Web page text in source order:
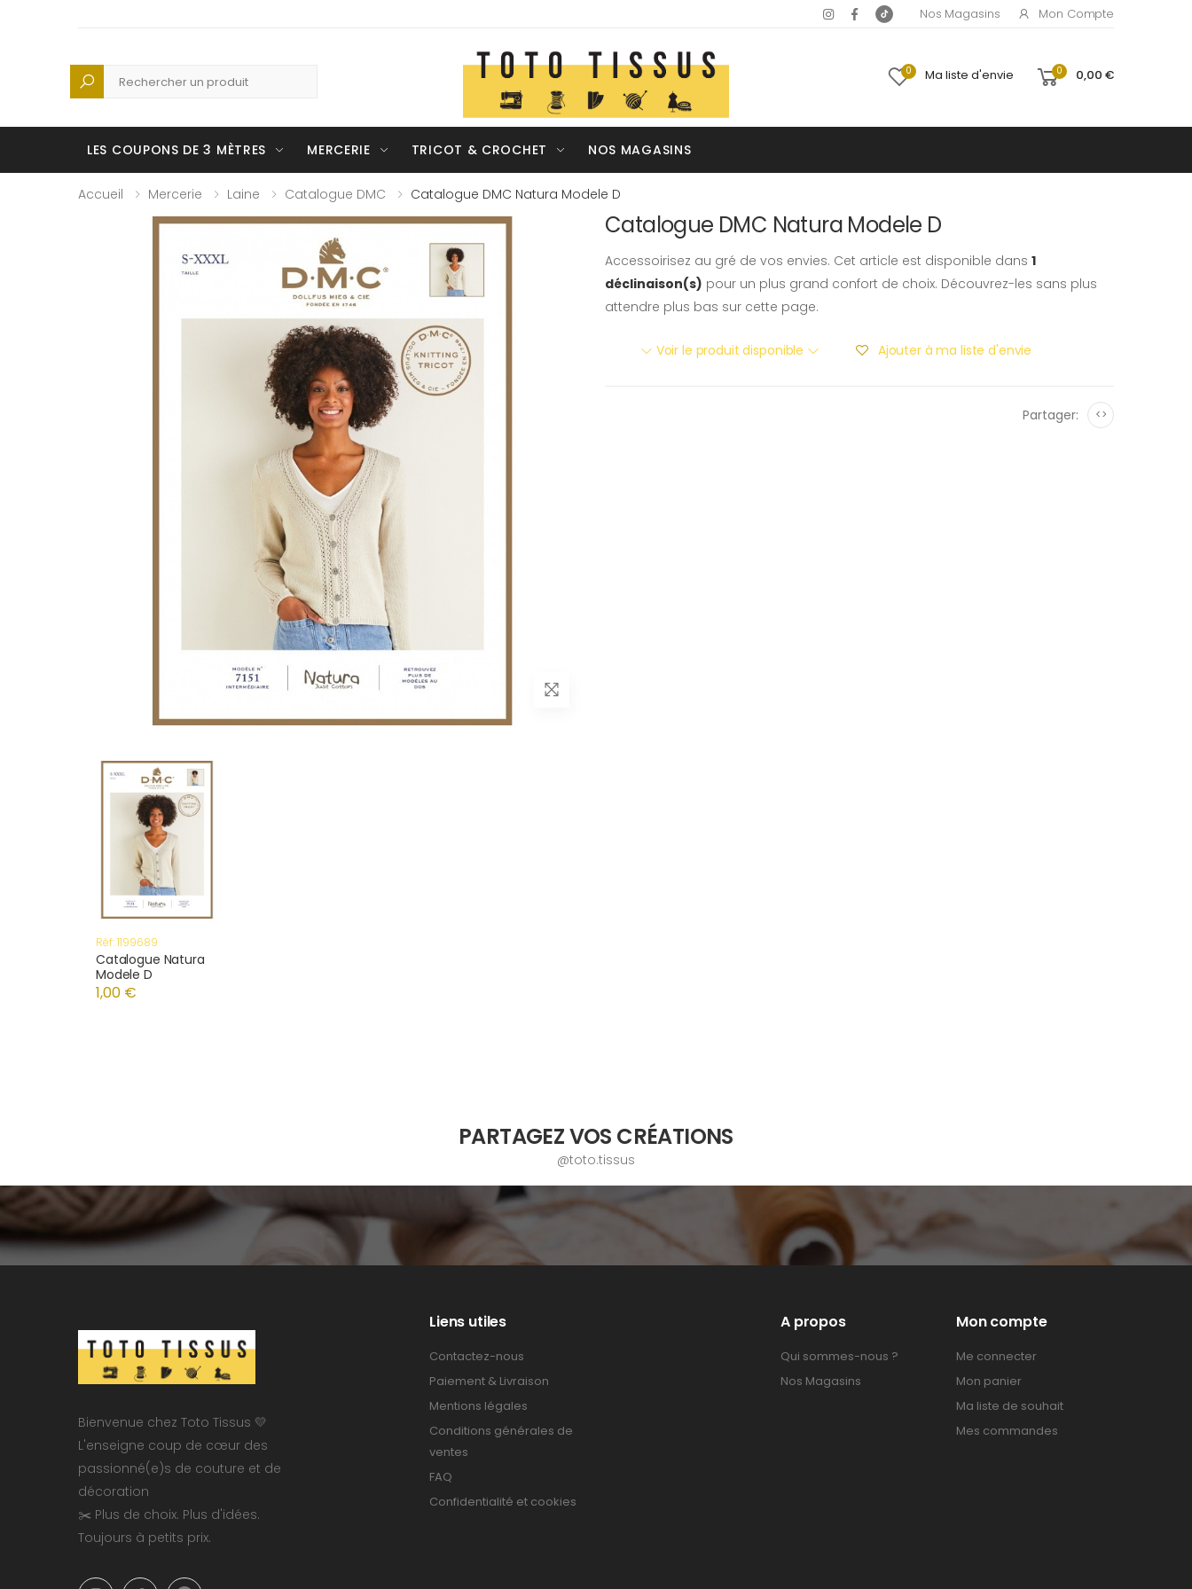
Nos Magasins Mon Compte
Recherche 0 Ma liste d'envie 0 0,00 €
LES COUPONS DE 3 MÈTRES MERCERIE TRICOT & CROCHET NOS MAGASINS
Accueil Mercerie Laine Catalogue DMC Catalogue DMC Natura Modele D
Catalogue DMC Natura Modele D
Accessoirisez au gré de vos envies. Cet article est disponible dans 1
déclinaison(s) pour un plus grand confort de choix. Découvrez-les sans plus
attendre plus bas sur cette page.
Voir le produit disponible Ajouter à ma liste d'envie
Partager: <>
Réf: 1199689
Catalogue Natura
Modele D
1,00 €
PARTAGEZ VOS CRÉATIONS
@toto.tissus
Bienvenue chez Toto Tissus 💛
L'enseigne coup de cœur des
passionné(e)s de couture et de
décoration
✂️ Plus de choix. Plus d'idées.
Toujours à petits prix.
Liens utiles
Contactez-nous
Paiement & Livraison
Mentions légales
Conditions générales de
ventes
FAQ
Confidentialité et cookies
A propos
Qui sommes-nous ?
Nos Magasins
Mon compte
Me connecter
Mon panier
Ma liste de souhait
Mes commandes